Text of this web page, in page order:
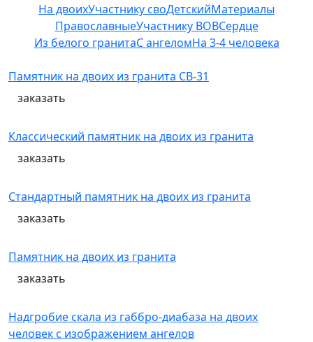
На двоихУчастнику своДетскийМатериалы
ПравославныеУчастнику ВОВСердце
Из белого гранитаС ангеломНа 3-4 человека
Памятник на двоих из гранита СВ-31
заказать
Классический памятник на двоих из гранита
заказать
Стандартный памятник на двоих из гранита
заказать
Памятник на двоих из гранита
заказать
Надгробие скала из габбро-диабаза на двоих
человек с изображением ангелов